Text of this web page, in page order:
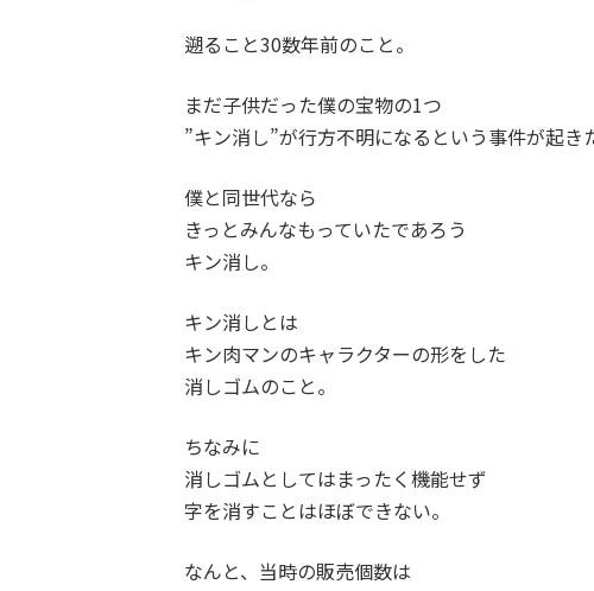
遡ること30数年前のこと。
まだ子供だった僕の宝物の1つ
”キン消し”が行方不明になるという事件が起き
僕と同世代なら
きっとみんなもっていたであろう
キン消し。
キン消しとは
キン肉マンのキャラクターの形をした
消しゴムのこと。
ちなみに
消しゴムとしてはまったく機能せず
字を消すことはほぼできない。
なんと、当時の販売個数は